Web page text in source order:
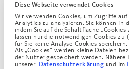
Diese Webseite verwendet Cookies
Wir verwenden Cookies, um Zugriffe
Analytics zu analysieren. Sie können in
indem Sie auf die Schaltfläche „Cookies
lassen nur die notwendigen Cookies zu
für Sie keine Analyse-Cookies
Als „Cookies“ werden kleine Dateien
der Nutzer gespeichert werden.
unserer Datenschutzerklärung und im
Postwurf
Radio, TV
Messen
Sonstige
Kulturveranstaltungen